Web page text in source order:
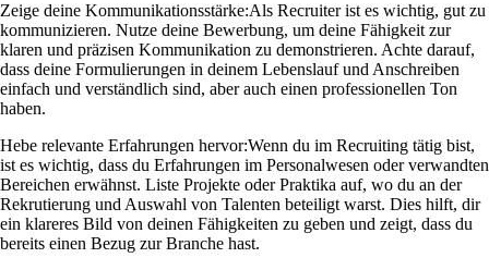
Zeige deine Kommunikationsstärke:Als Recruiter ist es wichtig, gut zu
kommunizieren. Nutze deine Bewerbung, um deine Fähigkeit zur
klaren und präzisen Kommunikation zu demonstrieren. Achte darauf,
dass deine Formulierungen in deinem Lebenslauf und Anschreiben
einfach und verständlich sind, aber auch einen professionellen Ton
haben.
Hebe relevante Erfahrungen hervor:Wenn du im Recruiting tätig bist,
ist es wichtig, dass du Erfahrungen im Personalwesen oder verwandten
Bereichen erwähnst. Liste Projekte oder Praktika auf, wo du an der
Rekrutierung und Auswahl von Talenten beteiligt warst. Dies hilft, dir
ein klareres Bild von deinen Fähigkeiten zu geben und zeigt, dass du
bereits einen Bezug zur Branche hast.